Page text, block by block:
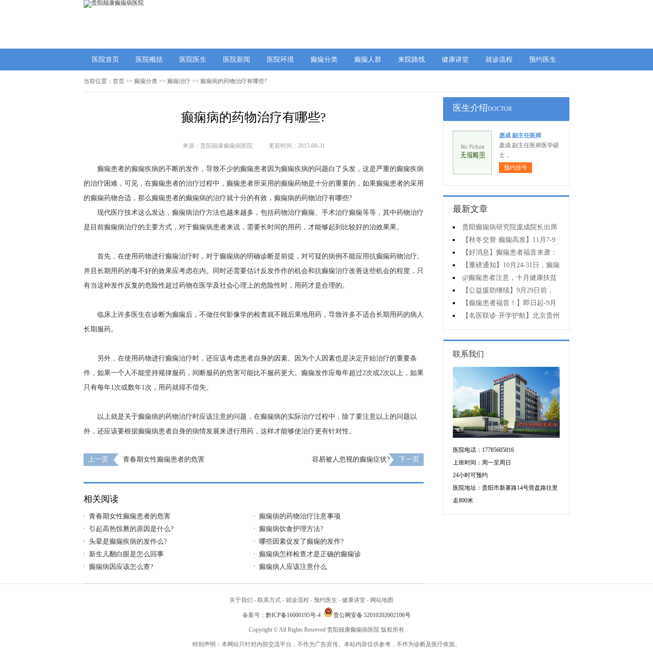
医院首页 医院概括 医院医生 医院新闻 医院环境 癫痫分类 癫痫人群 来院路线 健康讲堂 就诊流程 预约医生
当前位置： 首页 >> 癫痫分类 >> 癫痫治疗 >> 癫痫病的药物治疗有哪些?
癫痫病的药物治疗有哪些?
来源：贵阳颠康癫痫病医院 更新时间：2015-08-31
癫痫患者的癫痫疾病的不断的发作，导致不少的癫痫患者因为癫痫疾病的问题白了头发，这是严重的癫痫疾病
的治疗困难，可见，在癫痫患者的治疗过程中，癫痫患者所采用的癫痫药物是十分的重要的，如果癫痫患者的采用
的癫痫药物合适，那么癫痫患者的癫痫病的治疗就十分的有效，癫痫病的药物治疗有哪些?
现代医疗技术这么发达，癫痫病治疗方法也越来越多，包括药物治疗癫痫、手术治疗癫痫等等，其中药物治疗
是目前癫痫病治疗的主要方式，对于癫痫病患者来说，需要长时间的用药，才能够起到比较好的治效果果。
首先，在使用药物进行癫痫治疗时，对于癫痫病的明确诊断是前提，对可疑的病例不能应用抗癫痫药物治疗;
并且长期用药的毒不好的效果应考虑在内。同时还需要估计反发作作的机会和抗癫痫治疗改善这些机会的程度，只
有当这种发作反复的危险性超过药物在医学及社会心理上的危险性时，用药才是合理的。
临床上许多医生在诊断为癫痫后，不做任何影像学的检查就不顾后果地用药，导致许多不适合长期用药的病人
长期服药。
另外，在使用药物进行癫痫治疗时，还应该考虑患者自身的因素。因为个人因素也是决定开始治疗的重要条
件，如果一个人不能坚持规律服药，间断服药的危害可能比不服药更大。癫痫发作应每年超过2次或2次以上，如果
只有每年1次或数年1次，用药就得不偿失。
以上就是关于癫痫病的药物治疗时应该注意的问题，在癫痫病的实际治疗过程中，除了要注意以上的问题以
外，还应该要根据癫痫病患者自身的病情发展来进行用药，这样才能够使治疗更有针对性。
上一页 青春期女性癫痫患者的危害 容易被人忽视的癫痫症状? 下一页
相关阅读
青春期女性癫痫患者的危害
癫痫病的药物治疗注意事项
引起高热惊厥的原因是什么?
癫痫病饮食护理方法?
头晕是癫痫疾病的发作么?
哪些因素促发了癫痫的发作?
新生儿翻白眼是怎么回事
癫痫病怎样检查才是正确的癫痫诊
癫痫病因应该怎么查?
癫痫病人应该注意什么
医生介绍DOCTOR
庞成 副主任医师
庞成 副主任医师医学硕
士，
预约挂号
最新文章
贵阳癫痫病研究院庞成院长出席
第十一届CAAE国际癫痫论坛暨协会
成立20周年庆典
【秋冬交替·癫痫高发】11月7-9
日，超难约的北京三甲名医，携手
贵州专家团共抗癫痫，速约！
【好消息】癫痫患者福音来袭：
万元救助+半价专项检查+京黔专家
免费亲诊，符合条件者速申请！
【重磅通知】10月24-31日，癫痫
病专项检查全额救助+京黔名医免费
亲诊+高达万元补贴，名额有限，速
@癫痫患者注意，十月健康扶贫
救助计划开启，专家免费亲诊+高达
万元治疗救助，速抢名额！
【公益援助继续】9月29日前，
癫痫名医免费亲诊+检查治疗大额援
助持续发放，速约！
【癫痫患者福音！】即日起-9月
15日，专项检查免费+北京三甲知名
专家空降贵阳亲诊，勿错过！
【名医联诊·开学护航】北京贵州
三甲癫痫名医公益亲诊+检查治疗大
额援助，速约！
联系我们
医院电话：17785605016
上班时间：周一至周日
24小时可预约
医院地址：贵阳市新寨路14号营盘路往里
走800米
关于我们 - 联系方式 - 就诊流程 - 预约医生 - 健康讲堂 - 网站地图
备案号： 黔ICP备16000195号-4 贵公网安备 52010202002106号
Copyright © All Rights Reserved 贵阳颠康癫痫病医院 版权所有
特别声明：本网站只针对内部交流平台，不作为广告宣传。本站内容仅供参考，不作为诊断及医疗依据。